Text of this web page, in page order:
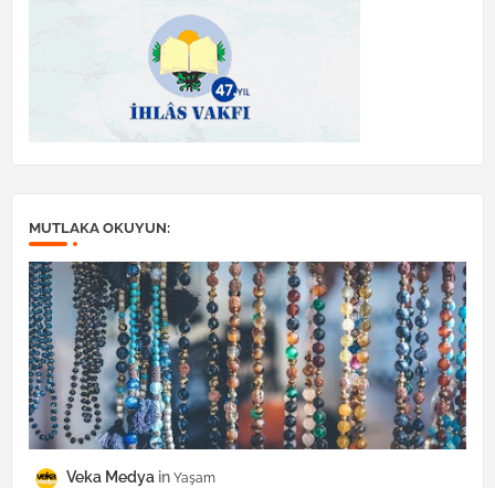
MUTLAKA OKUYUN:
Veka Medya Yaşam